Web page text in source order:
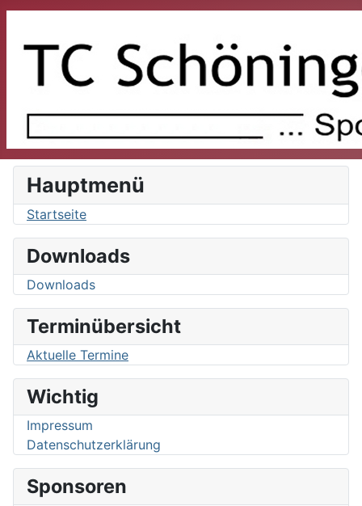
Hauptmenü
Startseite
Downloads
Downloads
Terminübersicht
Aktuelle Termine
Wichtig
Impressum
Datenschutzerklärung
Sponsoren